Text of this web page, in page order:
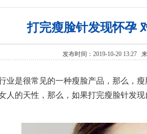
打完瘦脸针发现怀孕
发布时间：2019-10-20 13:27
业是很常见的一种瘦脸产品，那么，
人的天性，那么，如果打完瘦脸针发